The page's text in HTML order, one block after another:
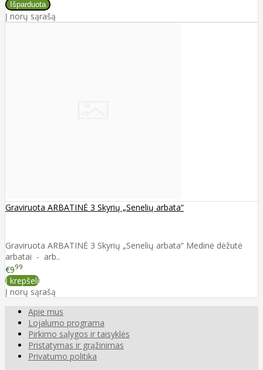
Į norų sąrašą
Graviruota ARBATINĖ 3 Skyrių „Senelių arbata“
Graviruota ARBATINĖ 3 Skyrių „Senelių arbata“ Medinė dėžutė
arbatai - arb..
€999
Į krepšelį
Į norų sąrašą
Apie mus
Lojalumo programa
Pirkimo sąlygos ir taisyklės
Pristatymas ir grąžinimas
Privatumo politika